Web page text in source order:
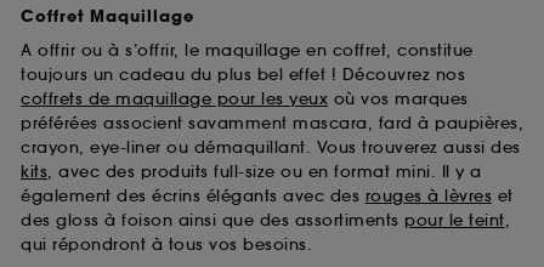
Coffret Maquillage
A offrir ou à s’offrir, le maquillage en coffret, constitue
toujours un cadeau du plus bel effet ! Découvrez nos
coffrets de maquillage pour les yeux où vos marques
préférées associent savamment mascara, fard à paupières,
crayon, eye-liner ou démaquillant. Vous trouverez aussi des
kits, avec des produits full-size ou en format mini. Il y a
également des écrins élégants avec des rouges à lèvres et
des gloss à foison ainsi que des assortiments pour le teint,
qui répondront à tous vos besoins.